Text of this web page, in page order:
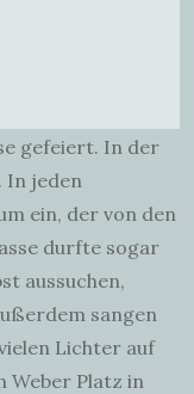
gefeiert. In der
In jeden
ein, der von den
durfte sogar
aussuchen,
sangen
Lichter auf
Weber Platz in